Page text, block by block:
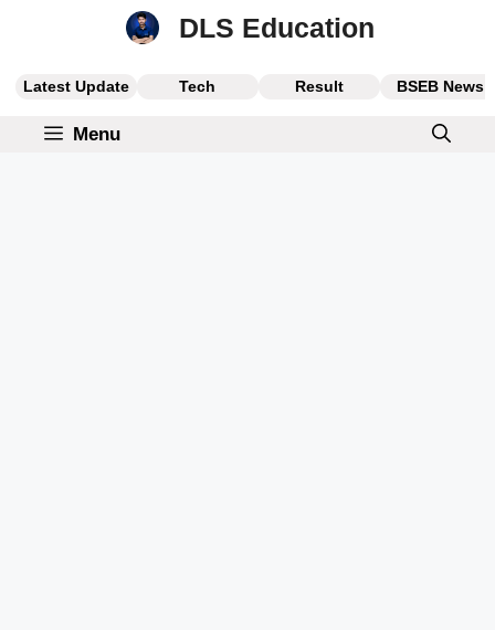
DLS Education
Latest Update Tech Result BSEB News
Menu